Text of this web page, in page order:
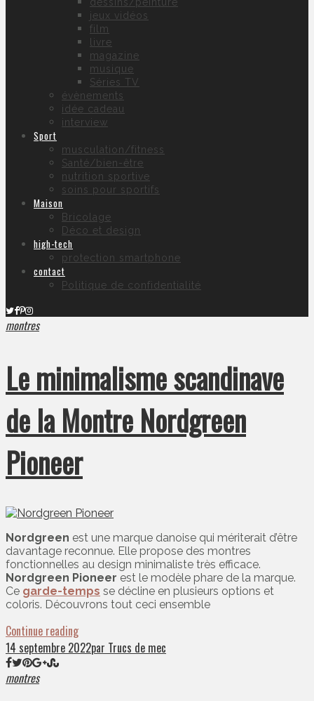
jeux vidéos
film
livre
magazine
musique
Séries TV
évènements
idée cadeau
interview
Sport
musculation/fitness
Santé/bien-être
nutrition sportive
soins pour sportifs
Maison
Bricolage
Déco et design
high-tech
protection smartphone
contact
Politique de confidentialité
montres
Le minimalisme scandinave
de la Montre Nordgreen
Pioneer
Nordgreen est une marque danoise qui mériterait d’être
davantage reconnue. Elle propose des montres
fonctionnelles au design minimaliste très efficace.
Nordgreen Pioneer est le modèle phare de la marque.
Ce garde-temps se décline en plusieurs options et
coloris. Découvrons tout ceci ensemble
Continue reading
14 septembre 2022par Trucs de mec
montres